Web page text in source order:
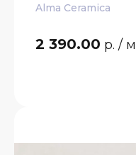
Alma Ceramica
2 390.00 р. /